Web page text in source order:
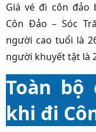
Giá vé đi côn đảo
Côn Đảo – Sóc
người cao tuổi là
người khuyết tật là
Toàn
khi đi